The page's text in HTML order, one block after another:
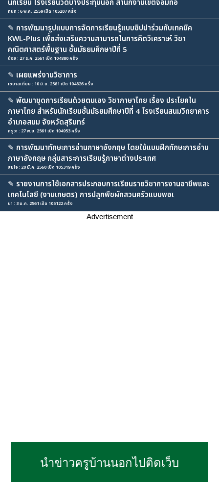
นักเรียน โรงเรียนวัดบางประทุนนอก สำนักงานเขตจอมทอ
nun : 6 พ.ค. 2559 เปิด 105207 ครั้ง
✎ การพัฒนารูปแบบการจัดการเรียนรู้แบบซิปปาร่วมกับเทคนิค
KWL-Plus เพื่อส่งเสริมความสามารถในการคิดวิเคราะห์ วิชา
คณิตศาสตร์พื้นฐาน ชั้นมัธยมศึกษาปีที่ 5
น้อย : 27 ธ.ค. 2561 เปิด 104880 ครั้ง
✎ เผยแพร่งานวิชาการ
เซบาสเตียน : 10 มิ.ย. 2561 เปิด 104826 ครั้ง
✎ พัฒนาชุดการเรียนด้วยตนเอง วิชาภาษาไทย เรื่อง ประโยคใน
ภาษาไทย สําหรับนักเรียนชั้นมัธยมศึกษาปีที่ 4 โรงเรียนสนมวิทยาคาร
อําเภอสนม จังหวัดสุรินทร์
ครูวา : 27 พ.ย. 2561 เปิด 104953 ครั้ง
✎ การพัฒนาทักษะการอ่านภาษาอังกฤษ โดยใช้แบบฝึกทักษะการอ่าน
ภาษาอังกฤษ กลุ่มสาระการเรียนรู้ภาษาต่างประเทศ
สมใจ : 20 มี.ค. 2560 เปิด 105319 ครั้ง
✎ รายงานการใช้เอกสารประกอบการเรียนรายวิชาการงานอาชีพและ
เทคโนโลยี (งานเกษตร) การปลูกพืชผักสวนครัวแบบพอเ
นา : 3 ม.ค. 2561 เปิด 105122 ครั้ง
Advertisement
นำข่าวครูบ้านนอกไปติดเว็บ